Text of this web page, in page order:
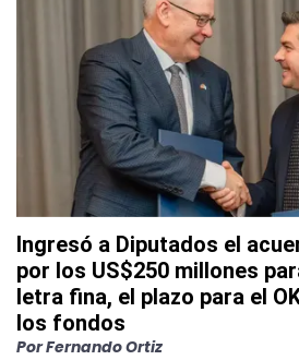
Ingresó a Diputados el
por los US$250 millones
letra fina, el plazo para el
los fondos
PorFernando Ortiz